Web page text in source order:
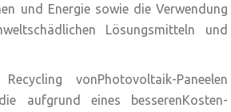
und Energie sowie die Verwendung
Lösungsmitteln und
vonPhotovoltaik-Paneelen
aufgrund eines besserenKosten-